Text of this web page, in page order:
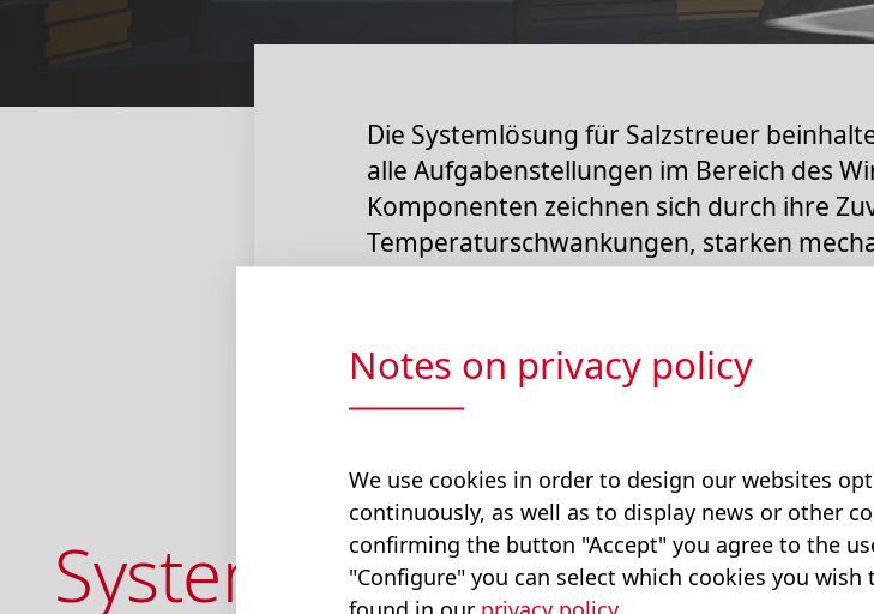
Die Systemlösung für Salzstreuer
alle Aufgabenstellungen im Bereich des
Komponenten zeichnen sich durch ihre
Temperaturschwankungen, starken
elektromagnetischen Störungen aus.
Systemlösungen für
Notes on privacy policy
We use cookies in order to design our websites
continuously, as well as to display news or other
confirming the button "Accept" you agree to the
"Configure" you can select which cookies you